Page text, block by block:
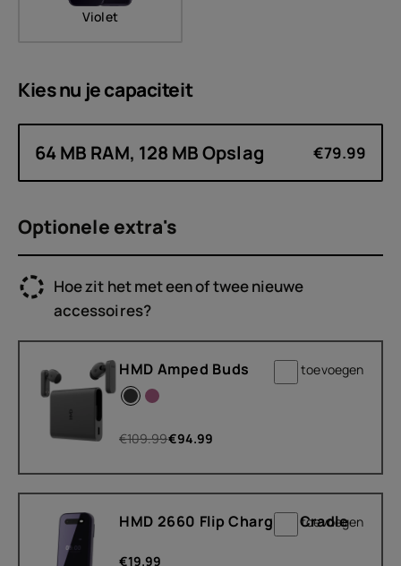
Violet
Kies nu jecapaciteit
64 MB RAM, 128 MB Opslag €79.99
Optionele extra's
Hoe zit het met een of twee nieuwe
accessoires?
HMD Amped Buds toevoegen
€109.99€94.99
HMD 2660 Flip Charging Cradle
toevoegen
€19.99